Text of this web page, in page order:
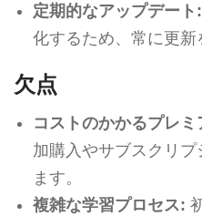
定期的なアップデート:
化するため、常に更新
欠点
コストのかかるプレミ
加購入やサブスクリ
ます。
複雑な学習プロセス: